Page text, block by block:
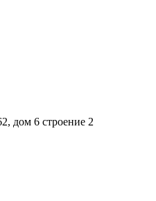
дом 6 строение 2